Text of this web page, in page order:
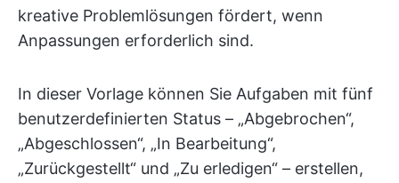
kreative Problemlösungen fördert, wenn
Anpassungen erforderlich sind.
In dieser Vorlage können Sie Aufgaben mit fünf
benutzerdefinierten Status – „Abgebrochen“,
„Abgeschlossen“, „In Bearbeitung“,
„Zurückgestellt“ und „Zu erledigen“ – erstellen,